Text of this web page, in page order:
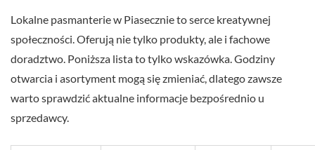
Lokalne pasmanterie w Piasecznie to serce kreatywnej
społeczności. Oferują nie tylko produkty, ale i fachowe
doradztwo. Poniższa lista to tylko wskazówka. Godziny
otwarcia i asortyment mogą się zmieniać, dlatego zawsze
warto sprawdzić aktualne informacje bezpośrednio u
sprzedawcy.